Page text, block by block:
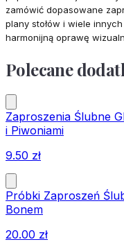
zamówić dopasowane
plany stołów i wiele
harmonijną oprawę
Polecane
Zaproszenia Ślubne
i Piwoniami
9.50 zł
Próbki Zaproszeń
Bonem
20.00 zł